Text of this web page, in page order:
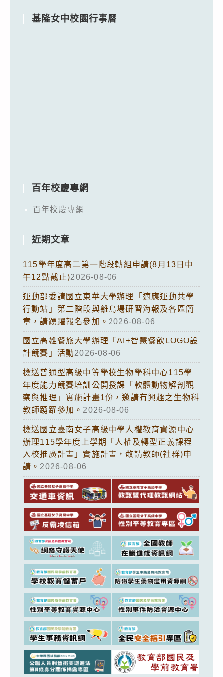
基隆女中校園行事曆
百年校慶專網
百年校慶專網
近期文章
115學年度高二第一階段轉組申請(8月13日中
午12點截止)2026-08-06
運動部委請國立東華大學辦理「適應運動共學
行動站」第二階段與離島場研習海報及各區簡
章，請踴躍報名參加。 2026-08-06
國立高雄餐旅大學辦理「AI+智慧餐飲LOGO設
計競賽」活動2026-08-06
檢送普通型高級中等學校生物學科中心115學
年度能力競賽培訓公開授課「軟體動物解剖觀
察與推理」實施計畫1份，邀請有興趣之生物科
教師踴躍參加。 2026-08-06
檢送國立臺南女子高級中學人權教育資源中心
辦理115學年度上學期「人權及轉型正義課程
入校推廣計畫」實施計畫，敬請教師(社群)申
請。 2026-08-06